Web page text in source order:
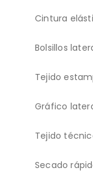
Cintura
Bolsillos
Tejido
Gráfico
Tejido
Secado